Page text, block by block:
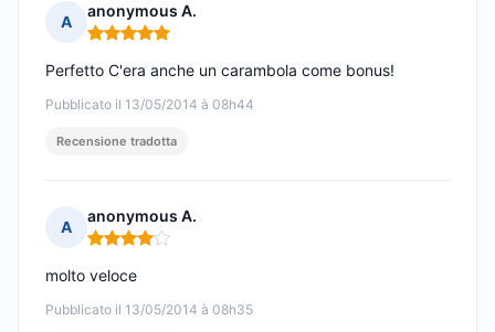
A
anonymous A.
Nota: 5 su 5
Pubblicato il 13/05/2014 à 08h44
Perfetto C'era anche un carambola come bonus!
Recensione tradotta
A
anonymous A.
Nota: 4 su 5
Pubblicato il 13/05/2014 à 08h35
molto veloce